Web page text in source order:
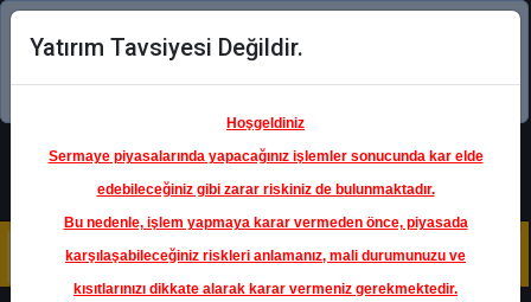
Şimdi uygulamayı indirin!
Yatırım Tavsiyesi Değildir.
Hoşgeldiniz
Sermaye piyasalarında yapacağınız işlemler sonucunda kar elde
edebileceğiniz gibi zarar riskiniz de bulunmaktadır.
Bu nedenle, işlem yapmaya karar vermeden önce, piyasada
karşılaşabileceğiniz riskleri anlamanız, mali durumunuzu ve
kısıtlarınızı dikkate alarak karar vermeniz gerekmektedir.